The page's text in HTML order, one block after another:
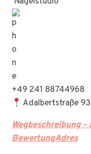
+49 241 88744968
Adalbertstraße
Wegbeschreibung
BewertungAdres